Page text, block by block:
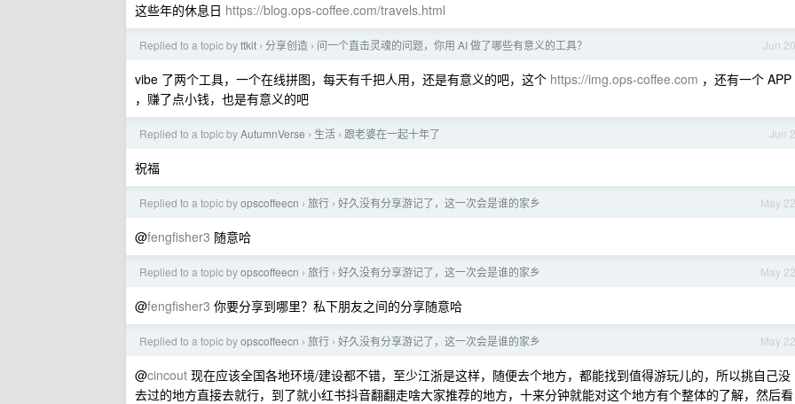
这些年的休息日 https://blog.ops-coffee.com/travels.html
Jun 20
Replied to a topic byttkit › 分享创造 › 问一个直击灵魂的问题，你用 AI 做了哪些有意义的工具？
vibe 了两个工具，一个在线拼图，每天有千把人用，还是有意义的吧，这个 https://img.ops-coffee.com ，还有一个 APP
，赚了点小钱，也是有意义的吧
Jun 2
Replied to a topic byAutumnVerse › 生活 › 跟老婆在一起十年了
祝福
May 22
Replied to a topic byopscoffeecn › 旅行 › 好久没有分享游记了，这一次会是谁的家乡
@fengfisher3 随意哈
May 22
Replied to a topic byopscoffeecn › 旅行 › 好久没有分享游记了，这一次会是谁的家乡
@fengfisher3 你要分享到哪里？私下朋友之间的分享随意哈
May 22
Replied to a topic byopscoffeecn › 旅行 › 好久没有分享游记了，这一次会是谁的家乡
@cincout 现在应该全国各地环境/建设都不错，至少江浙是这样，随便去个地方，都能找到值得游玩儿的，所以挑自己没
去过的地方直接去就行，到了就小红书抖音翻翻走啥大家推荐的地方，十来分钟就能对这个地方有个整体的了解，然后看